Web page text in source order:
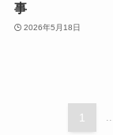
事
2026年5月18日
1